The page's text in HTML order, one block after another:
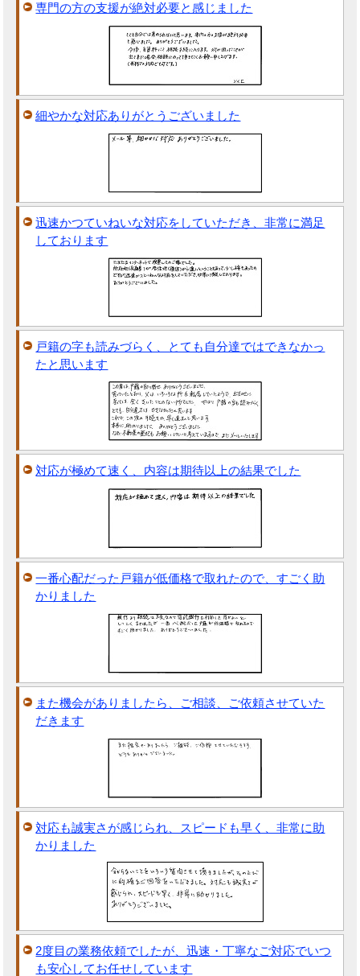
専門の方の支援が絶対必要と感じました
細やかな対応ありがとうございました
迅速かつていねいな対応をしていただき、非常に満足
しております
戸籍の字も読みづらく、とても自分達ではできなかっ
たと思います
対応が極めて速く、内容は期待以上の結果でした
一番心配だった戸籍が低価格で取れたので、すごく助
かりました
また機会がありましたら、ご相談、ご依頼させていた
だきます
対応も誠実さが感じられ、スピードも早く、非常に助
かりました
2度目の業務依頼でしたが、迅速・丁寧なご対応でいつ
も安心してお任せしています